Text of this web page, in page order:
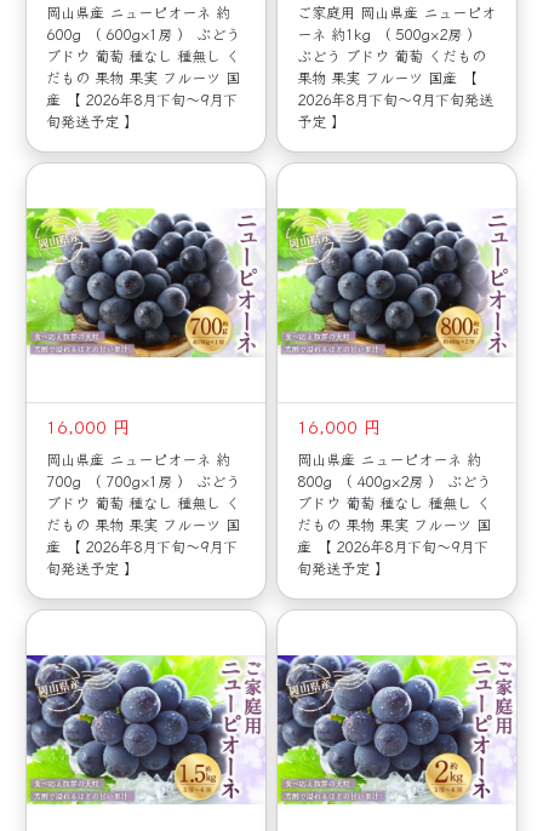
岡山県産 ニューピオーネ 約
600g （ 600g×1房 ） ぶどう
ブドウ 葡萄 種なし 種無し く
だもの 果物 果実 フルーツ 国
産 【 2026年8月下旬～9月下
旬発送予定 】
ご家庭用 岡山県産 ニューピオ
ーネ 約1kg （ 500g×2房 ）
ぶどう ブドウ 葡萄 くだもの
果物 果実 フルーツ 国産 【
2026年8月下旬～9月下旬発送
予定 】
16,000 円
岡山県産 ニューピオーネ 約
700g （ 700g×1房 ） ぶどう
ブドウ 葡萄 種なし 種無し く
だもの 果物 果実 フルーツ 国
産 【 2026年8月下旬～9月下
旬発送予定 】
16,000 円
岡山県産 ニューピオーネ 約
800g （ 400g×2房 ） ぶどう
ブドウ 葡萄 種なし 種無し く
だもの 果物 果実 フルーツ 国
産 【 2026年8月下旬～9月下
旬発送予定 】